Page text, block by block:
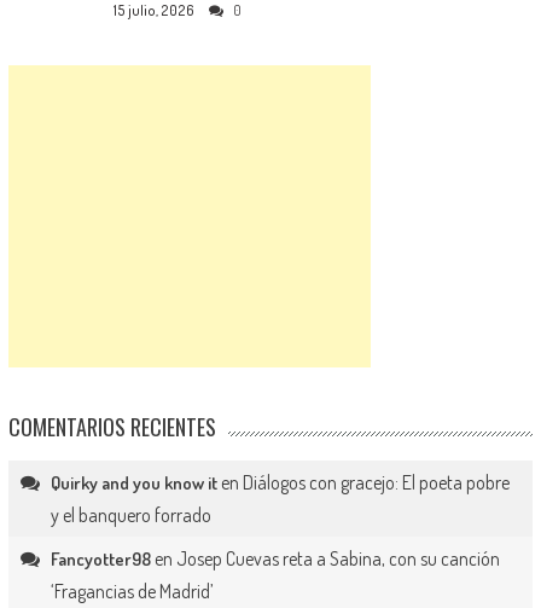
15 julio, 2026 0
COMENTARIOS RECIENTES
Quirky and you know iten Diálogos con gracejo: El poeta pobre
y el banquero forrado
Fancyotter98en Josep Cuevas reta a Sabina, con su canción
‘Fragancias de Madrid’